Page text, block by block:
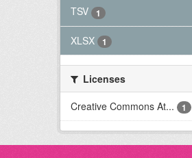
TSV 1
XLSX 1
Licenses
Creative Commons At...
1